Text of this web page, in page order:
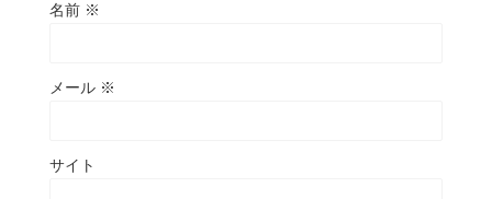
名前 ※
メール ※
サイト